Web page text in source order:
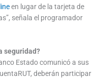
en lugar de la tarjeta de
señala el programador
seguridad?
Estado comunicó a sus
deberán participar